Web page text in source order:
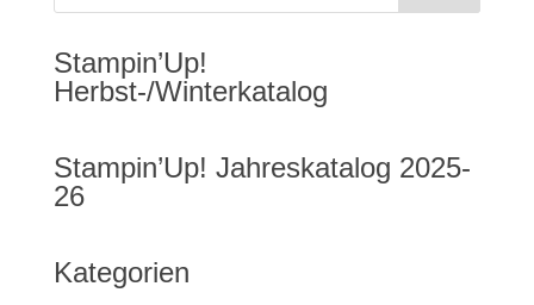
Stampin’Up!
Herbst-/Winterkatalog
Stampin’Up! Jahreskatalog 2025-
26
Kategorien